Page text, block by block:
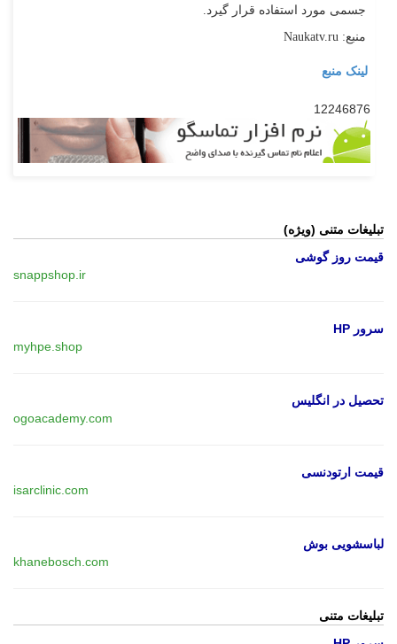
جسمی مورد استفاده قرار گیرد.
منبع: Naukatv.ru
لینک منبع
12246876
تبلیغات متنی (ویژه)
قیمت روز گوشی
snappshop.ir
سرور HP
myhpe.shop
تحصیل در انگلیس
ogoacademy.com
قیمت ارتودنسی
isarclinic.com
لباسشویی بوش
khanebosch.com
تبلیغات متنی